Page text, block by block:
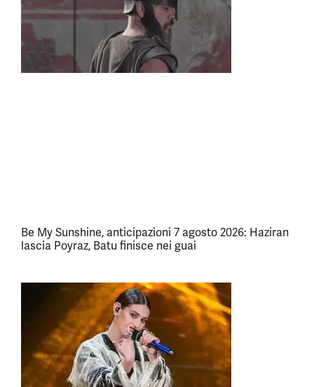
Be My Sunshine, anticipazioni 7 agosto 2026: Haziran
lascia Poyraz, Batu finisce nei guai